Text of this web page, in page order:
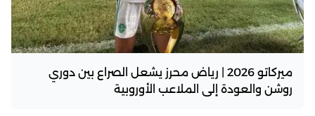
ميركاتو 2026 | رياض محرز يشعل الصراع بين دوري
روشن والعودة إلى الملاعب الأوروبية